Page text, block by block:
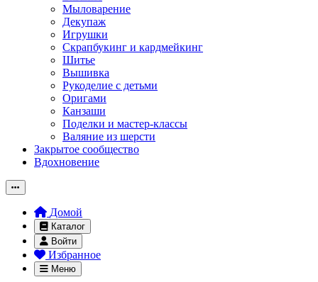
Мыловарение
Декупаж
Игрушки
Скрапбукинг и кардмейкинг
Шитье
Вышивка
Рукоделие с детьми
Оригами
Канзаши
Поделки и мастер-классы
Валяние из шерсти
Закрытое сообщество
Вдохновение
Домой
Каталог
Войти
Избранное
Меню